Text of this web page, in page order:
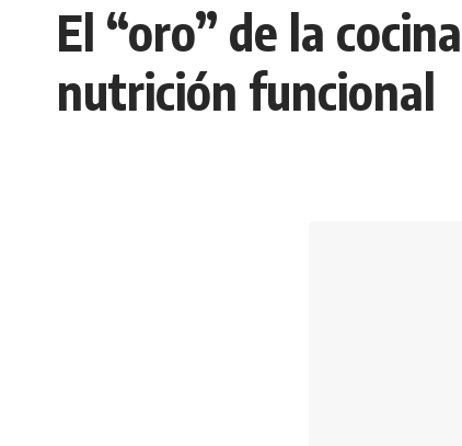
El “oro” de la
nutrición funcional